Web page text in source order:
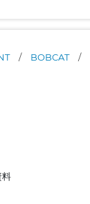
/ BOBCAT /
料